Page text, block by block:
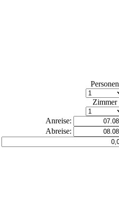
Personen
Zimmer
Anreise:
Abreise: